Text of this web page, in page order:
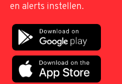
en alerts instellen.